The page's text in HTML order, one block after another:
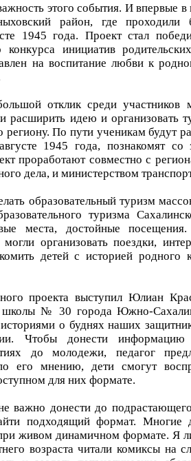
этого события. И впервые
район, где проходили
1945 года. Проект стал
конкурса инициатив
на воспитание любви к
отклик среди участников
расширить идею и организовать
По пути ученикам будут
1945 года, познакомят
проработают совместно с
дела, и министерством
образовательный туризм
туризма
места, достойные
могли организовать поездки,
детей с историей родного
проекта выступил Юлиан
школы № 30 города Южно-
о буднях наших
Чтобы донести
до молодежи, педагог
его мнению, дети смогут
для них формате.
важно донести до
подходящий формат. Многие
живом динамичном формате. Я
возраста читали комиксы на